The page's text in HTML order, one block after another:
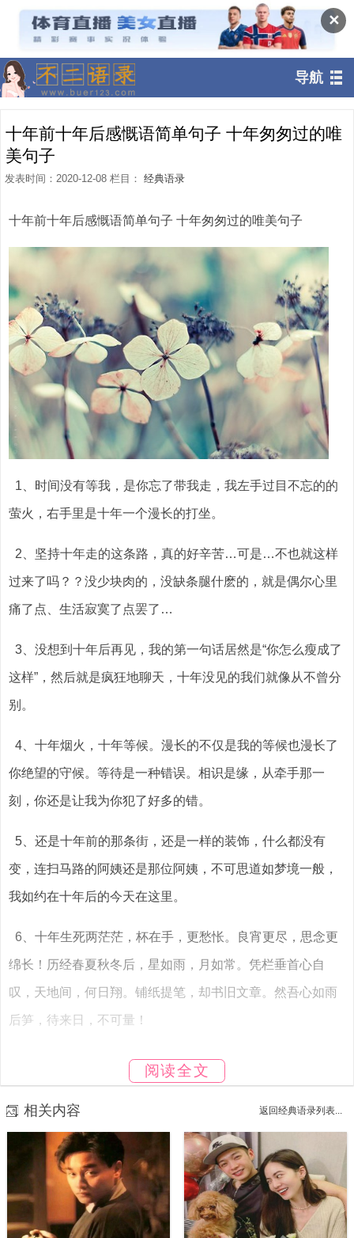
✕
导航
十年前十年后感慨语简单句子 十年匆匆过的唯
美句子
发表时间：2020-12-08 栏目： 经典语录
十年前十年后感慨语简单句子 十年匆匆过的唯美句子
1、时间没有等我，是你忘了带我走，我左手过目不忘的的
萤火，右手里是十年一个漫长的打坐。
2、坚持十年走的这条路，真的好辛苦…可是…不也就这样
过来了吗？？没少块肉的，没缺条腿什麽的，就是偶尔心里
痛了点、生活寂寞了点罢了…
3、没想到十年后再见，我的第一句话居然是“你怎么瘦成了
这样”，然后就是疯狂地聊天，十年没见的我们就像从不曾分
别。
4、十年烟火，十年等候。漫长的不仅是我的等候也漫长了
你绝望的守候。等待是一种错误。相识是缘，从牵手那一
刻，你还是让我为你犯了好多的错。
5、还是十年前的那条街，还是一样的装饰，什么都没有
变，连扫马路的阿姨还是那位阿姨，不可思道如梦境一般，
我如约在十年后的今天在这里。
6、十年生死两茫茫，杯在手，更愁怅。良宵更尽，思念更
绵长！历经春夏秋冬后，星如雨，月如常。凭栏垂首心自
叹，天地间，何日翔。铺纸提笔，却书旧文章。然吾心如雨
后笋，待来日，不可量！
7、十年，我以为这是个漫长的承诺。八年前，总觉得十年
後的未来离我还很远，但现在……再二年就十年了！
份事业，你别把事情看得太容易，大多数人只能有一份职
业，借之糊口，辛劳一生，有多少人敢说他的工作是事业？
阅读全文
相关内容 返回经典语录列表...